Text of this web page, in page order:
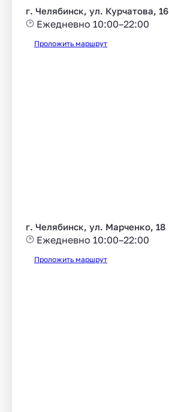
г. Челябинск, ул. Курчатова, 16
Ежедневно 10:00–22:00
Проложить маршрут
г. Челябинск, ул. Марченко, 18
Ежедневно 10:00–22:00
Проложить маршрут